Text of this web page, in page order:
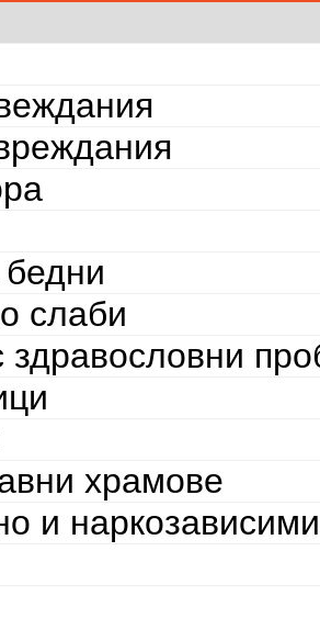
слаби
здравословни
храмове
и наркозависими